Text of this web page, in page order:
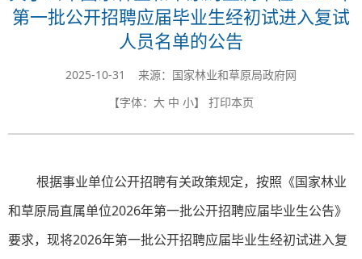
第一批公开招聘应届毕业生经初试进入复试
人员名单的公告
2025-10-31 来源：国家林业和草原局政府网
【字体： 大 中 小】 打印本页
根据事业单位公开招聘有关政策规定，按照《国家林业
和草原局直属单位2026年第一批公开招聘应届毕业生公告》
要求，现将2026年第一批公开招聘应届毕业生经初试进入复